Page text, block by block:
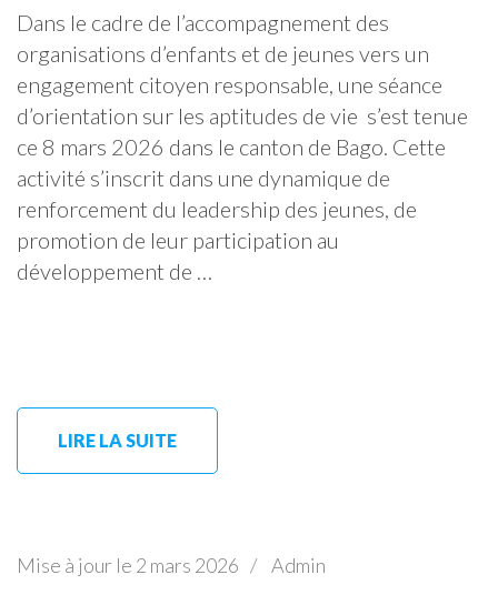
Dans le cadre de l’accompagnement des
organisations d’enfants et de jeunes vers un
engagement citoyen responsable, une séance
d’orientation sur les aptitudes de vie s’est tenue
ce 8 mars 2026 dans le canton de Bago. Cette
activité s’inscrit dans une dynamique de
renforcement du leadership des jeunes, de
promotion de leur participation au
développement de …
LIRE LA SUITE
Mise à jour le 2 mars 2026 / Admin